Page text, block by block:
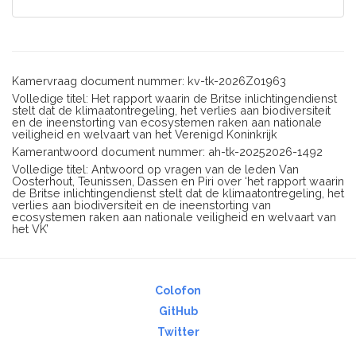
Kamervraag document nummer: kv-tk-2026Z01963
Volledige titel: Het rapport waarin de Britse inlichtingendienst
stelt dat de klimaatontregeling, het verlies aan biodiversiteit
en de ineenstorting van ecosystemen raken aan nationale
veiligheid en welvaart van het Verenigd Koninkrijk
Kamerantwoord document nummer: ah-tk-20252026-1492
Volledige titel: Antwoord op vragen van de leden Van
Oosterhout, Teunissen, Dassen en Piri over ‘het rapport waarin
de Britse inlichtingendienst stelt dat de klimaatontregeling, het
verlies aan biodiversiteit en de ineenstorting van
ecosystemen raken aan nationale veiligheid en welvaart van
het VK’
Colofon
GitHub
Twitter